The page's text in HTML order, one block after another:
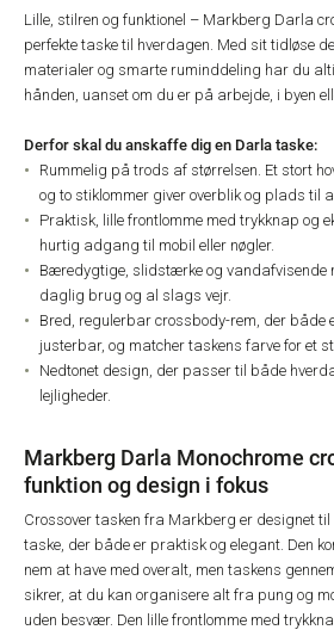
Lille, stilren og funktionel – Markberg Darla
perfekte taske til hverdagen. Med sit tidløse
materialer og smarte ruminddeling har du
hånden, uanset om du er på arbejde, i byen
Derfor skal du anskaffe dig en Darla taske:
Rummelig på trods af størrelsen. Et stort
og to stiklommer giver overblik og plads til
Praktisk, lille frontlomme med trykknap og
hurtig adgang til mobil eller nøgler.
Bæredygtige, slidstærke og vandafvisende
daglig brug og al slags vejr.
Bred, regulerbar crossbody-rem, der både
justerbar, og matcher taskens farve for et
Nedtonet design, der passer til både
lejligheder.
Markberg Darla Monochrome
funktion og design i fokus
Crossover tasken fra Markberg er designet til
taske, der både er praktisk og elegant. Den
nem at have med overalt, men taskens
sikrer, at du kan organisere alt fra pung og
uden besvær. Den lille frontlomme med